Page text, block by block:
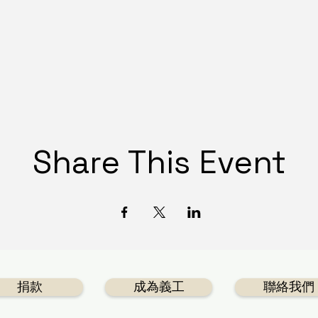
Share This Event
捐款 成為義工 聯絡我們